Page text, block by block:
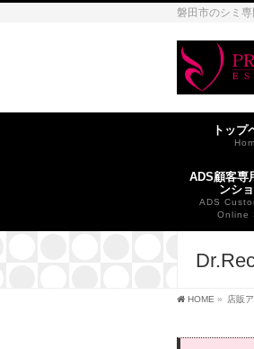
磐田市のシミ
トップ
ADS顧客専
ンシ
ADS
Online
HOME » 店販